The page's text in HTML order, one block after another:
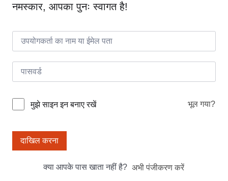
नमस्कार, आपका पुनः स्वागत है!
मुझे साइन इन बनाए रखें भूल गया?
दाखिल करना
क्या आपके पास खाता नहीं है? अभी पंजीकरण करें